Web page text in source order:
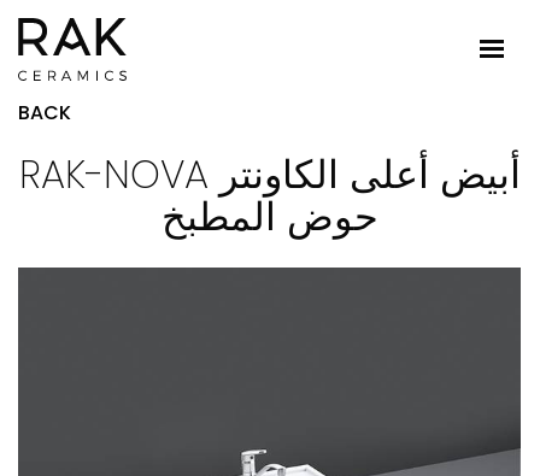
BACK
RAK-NOVA أبيض أعلى الكاونتر
حوض المطبخ